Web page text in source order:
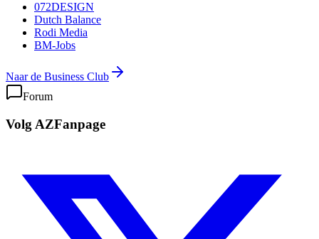
072DESIGN
Dutch Balance
Rodi Media
BM-Jobs
Naar de Business Club
Forum
Volg AZFanpage